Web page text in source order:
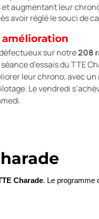
augmentant leur
avoir réglé le souci de
sur notre208
d’essais du TTE
leur chrono, avec
Le vendredi
Charade. Le programme